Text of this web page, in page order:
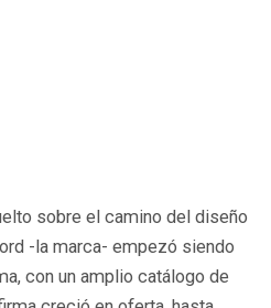
-la marca- empezó siendo
con un amplio catálogo de